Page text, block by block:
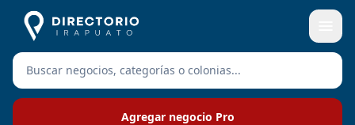
Agregar negocio Pro